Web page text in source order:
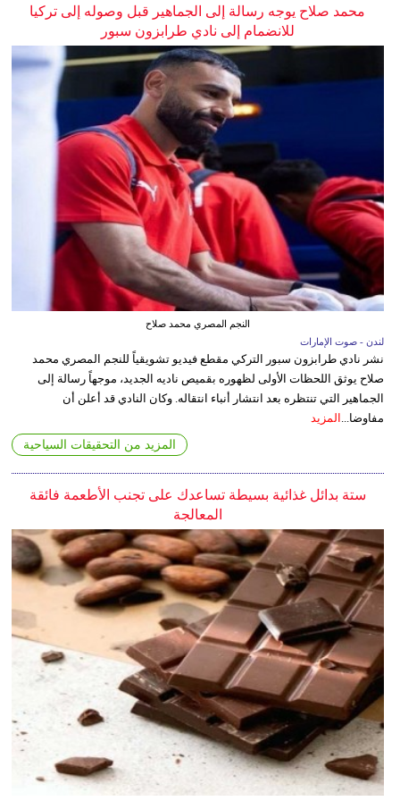
محمد صلاح يوجه رسالة إلى الجماهير قبل وصوله إلى تركيا
للانضمام إلى نادي طرابزون سبور
النجم المصري محمد صلاح
لندن - صوت الإمارات
نشر نادي طرابزون سبور التركي مقطع فيديو تشويقياً للنجم المصري محمد
صلاح يوثق اللحظات الأولى لظهوره بقميص ناديه الجديد، موجهاً رسالة إلى
الجماهير التي تنتظره بعد انتشار أنباء انتقاله. وكان النادي قد أعلن أن
مفاوضا... المزيد
المزيد من التحقيقات السياحية
ستة بدائل غذائية بسيطة تساعدك على تجنب الأطعمة فائقة
المعالجة